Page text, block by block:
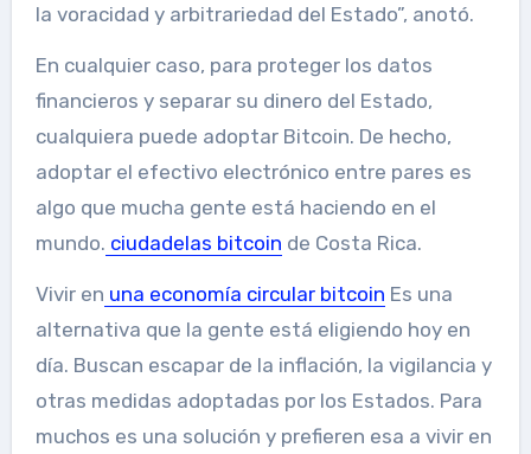
la voracidad y arbitrariedad del Estado”, anotó.
En cualquier caso, para proteger los datos
financieros y separar su dinero del Estado,
cualquiera puede adoptar Bitcoin. De hecho,
adoptar el efectivo electrónico entre pares es
algo que mucha gente está haciendo en el
mundo. ciudadelas bitcoin de Costa Rica.
Vivir en una economía circular bitcoin Es una
alternativa que la gente está eligiendo hoy en
día. Buscan escapar de la inflación, la vigilancia y
otras medidas adoptadas por los Estados. Para
muchos es una solución y prefieren esa a vivir en